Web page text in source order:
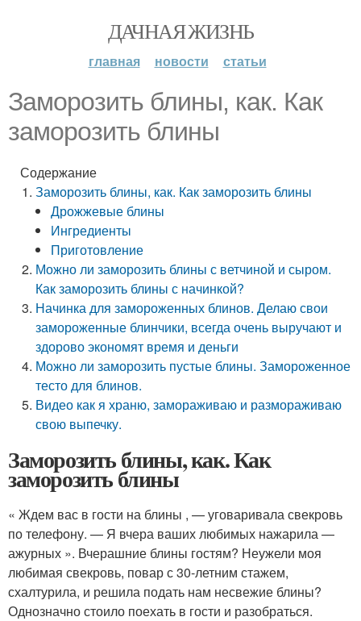
ДАЧНАЯ ЖИЗНЬ
главная новости статьи
Заморозить блины, как. Как
заморозить блины
Содержание
Заморозить блины, как. Как заморозить блины
Дрожжевые блины
Ингредиенты
Приготовление
Можно ли заморозить блины с ветчиной и сыром.
Как заморозить блины с начинкой?
Начинка для замороженных блинов. Делаю свои
замороженные блинчики, всегда очень выручают и
здорово экономят время и деньги
Можно ли заморозить пустые блины. Замороженное
тесто для блинов.
Видео как я храню, замораживаю и размораживаю
свою выпечку.
Заморозить блины, как. Как
заморозить блины
« Ждем вас в гости на блины , — уговаривала свекровь
по телефону. — Я вчера ваших любимых нажарила —
ажурных ». Вчерашние блины гостям? Неужели моя
любимая свекровь, повар с 30-летним стажем,
схалтурила, и решила подать нам несвежие блины?
Однозначно стоило поехать в гости и разобраться.